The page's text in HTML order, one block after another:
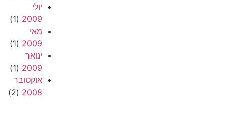
יולי
2009
(1)
מאי
2009
(1)
ינואר
2009
(1)
אוקטובר
2008
(2)